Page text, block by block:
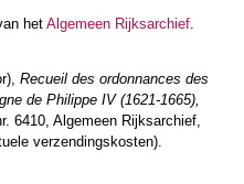
het Algemeen Rijksarchief.
Recueil des ordonnances des
de Philippe IV (1621-1665),
6410, Algemeen Rijksarchief,
verzendingskosten).